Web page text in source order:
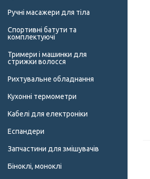
Ручні масажери для тіла
Спортивні батути та
комплектуючі
Тримери і машинки для
стрижки волосся
Рихтувальне обладнання
Кухонні термометри
Кабелі для електроніки
Еспандери
Запчастини для змішувачів
Біноклі, моноклі